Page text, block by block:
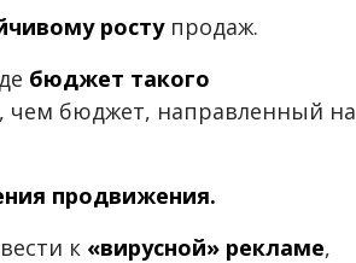
роступродаж.
бюджет такого
, чем бюджет, направленный на
продвижения.
к «вирусной» рекламе,